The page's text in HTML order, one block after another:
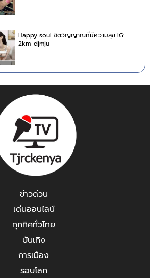
Happy soul จิตวิญญาณที่มีความสุข IG:
2km_djmju
ข่าวด่วน
เด่นออนไลน์
ทุกทิศทั่วไทย
บันเทิง
การเมือง
รอบโลก